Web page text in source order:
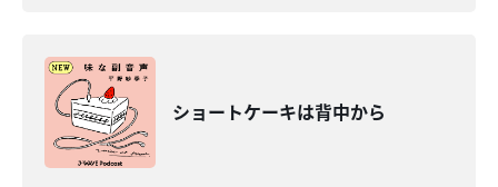
ショートケーキは背中から